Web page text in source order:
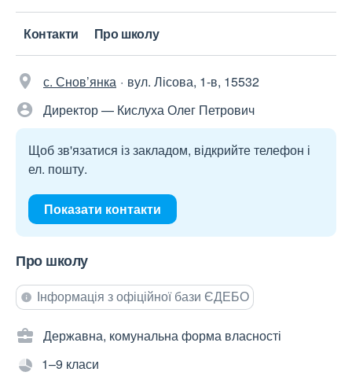
Контакти Про школу
с. Снов’янка
вул. Лісова, 1-в, 15532
Директор — Кислуха Олег Петрович
Щоб зв'язатися із закладом, відкрийте телефон і
ел. пошту.
Показати контакти
Про школу
Інформація з офіційної бази ЄДЕБО
Державна, комунальна форма власності
1–9 класи